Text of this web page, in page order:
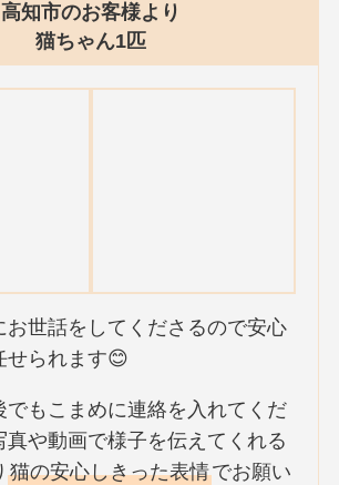
高知市のお客様より
猫ちゃん1匹
お世話をしてくださるので安心
せられます😊
でもこまめに連絡を入れてくだ
真や動画で様子を伝えてくれる
猫の安心しきった表情でお願い